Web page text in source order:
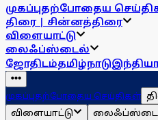
முகப்புதற்போதைய
திரை | சின்னத்திரை
விளையாட்டு
லைஃப்ஸ்டைல்
ஜோதிடம்தமிழ்நாடு
முகப்புதற்போதைய செய்திகள்
விளையாட்டு